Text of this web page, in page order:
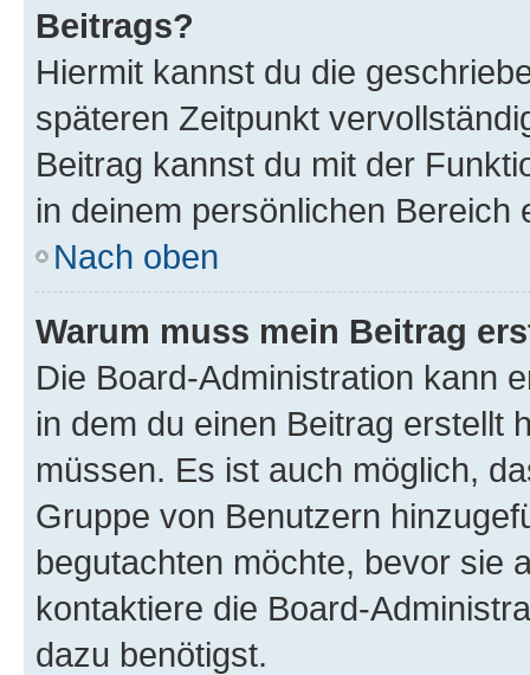
Beitrags?
Hiermit kannst du die
späteren Zeitpunkt
Beitrag kannst du mit der
in deinem persönlichen Bereich
Nach oben
Warum muss mein Beitrag
Die Board-Administration kann
in dem du einen Beitrag erstellt
müssen. Es ist auch möglich,
Gruppe von Benutzern
begutachten möchte, bevor sie
kontaktiere die Board-
dazu benötigst.